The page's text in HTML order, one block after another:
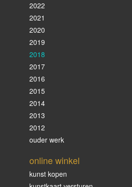
2022
2021
2020
2019
2018
2017
2016
2015
2014
2013
2012
ouder werk
online winkel
kunst kopen